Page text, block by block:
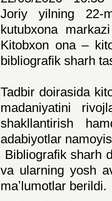
Joriy yilning 22-
kutubxona
Kitobxon ona –
bibliografik sharh
Tadbir doirasida
madaniyatini
shakllantirish
adabiyotlar
Bibliografik sharh
va ularning yosh
maʼlumotlar berildi.